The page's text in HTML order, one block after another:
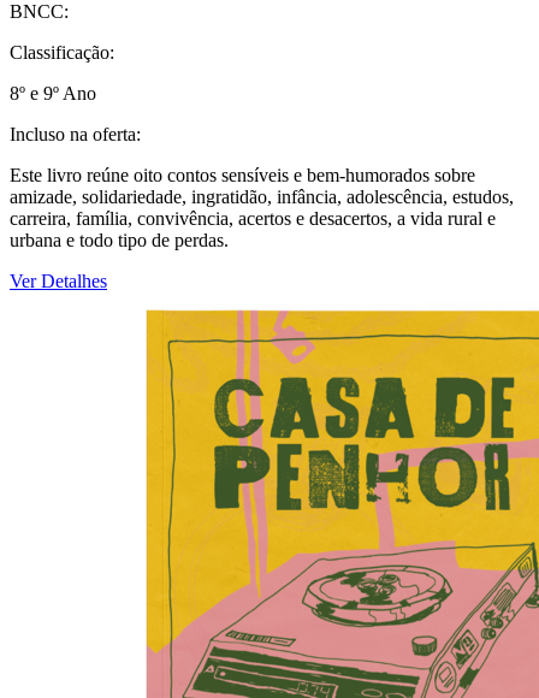
BNCC:
Classificação:
8º e 9º Ano
Incluso na oferta:
Este livro reúne oito contos sensíveis e bem-humorados sobre
amizade, solidariedade, ingratidão, infância, adolescência, estudos,
carreira, família, convivência, acertos e desacertos, a vida rural e
urbana e todo tipo de perdas.
Ver Detalhes